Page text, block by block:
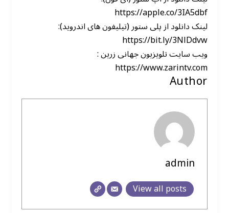
https://apple.co/3IA5dbf
لینک دانلود از پلی ستور (تیلیفون های اندروید):
https://bit.ly/3NlDdvw
ویب سایت تلویزیون جهانی زرین :
https://www.zarintv.com
Author
admin
View all posts